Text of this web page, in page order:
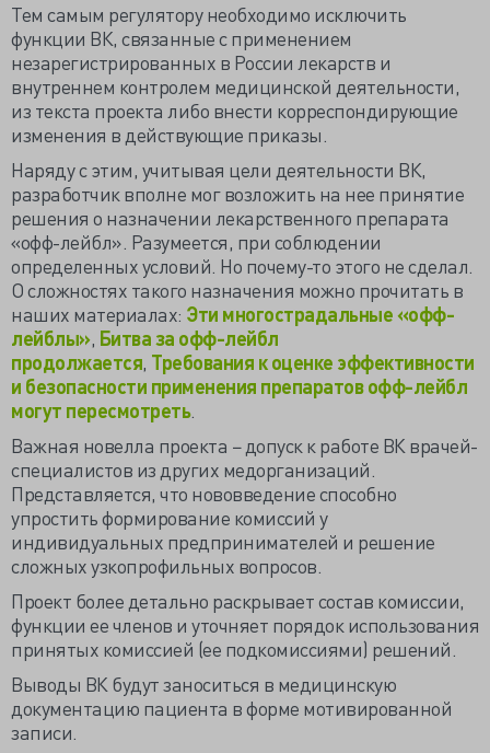
Тем самым регулятору необходимо исключить
функции ВК, связанные с применением
незарегистрированных в России лекарств и
внутреннем контролем медицинской деятельности,
из текста проекта либо внести корреспондирующие
изменения в действующие приказы.
Наряду с этим, учитывая цели деятельности ВК,
разработчик вполне мог возложить на нее принятие
решения о назначении лекарственного препарата
«офф-лейбл». Разумеется, при соблюдении
определенных условий. Но почему-то этого не сделал.
О сложностях такого назначения можно прочитать в
наших материалах: Эти многострадальные «офф-
лейблы», Битва за офф-лейбл
продолжается, Требования к оценке эффективности
и безопасности применения препаратов офф-лейбл
могут пересмотреть.
Важная новелла проекта − допуск к работе ВК врачей-
специалистов из других медорганизаций.
Представляется, что нововведение способно
упростить формирование комиссий у
индивидуальных предпринимателей и решение
сложных узкопрофильных вопросов.
Проект более детально раскрывает состав комиссии,
функции ее членов и уточняет порядок использования
принятых комиссией (ее подкомиссиями) решений.
Выводы ВК будут заноситься в медицинскую
документацию пациента в форме мотивированной
записи.